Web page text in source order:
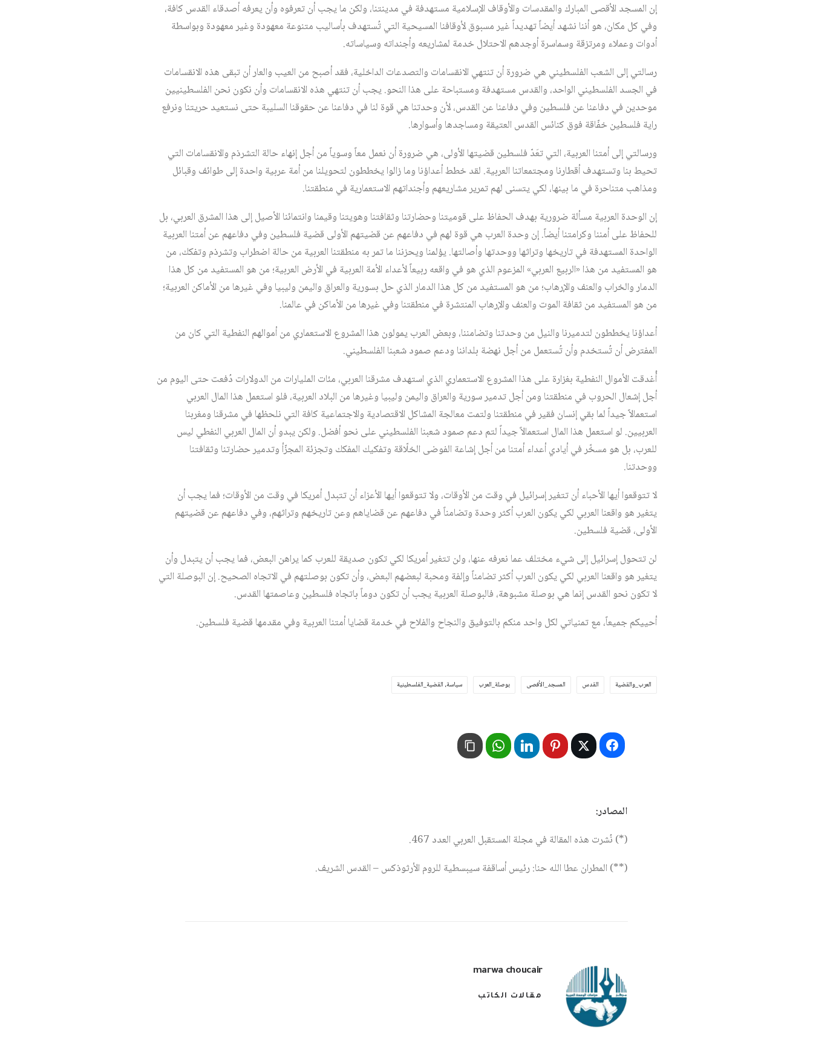
إن المسجد الأقصى المبارك والمقدسات والأوقاف الإسلامية مستهدفة في مدينتنا، ولكن ما يجب أن تعرفوه وأن يعرفه أصدقاء القدس كافة،
وفي كل مكان، هو أننا نشهد أيضاً تهديداً غير مسبوق لأوقافنا المسيحية التي تُستهدف بأساليب متنوعة معهودة وغير معهودة وبواسطة
أدوات وعملاء ومرتزقة وسماسرة أوجدهم الاحتلال خدمة لمشاريعه وأجنداته وسياساته.
رسالتي إلى الشعب الفلسطيني هي ضرورة أن تنتهي الانقسامات والتصدعات الداخلية، فقد أصبح من العيب والعار أن تبقى هذه الانقسامات
في الجسد الفلسطيني الواحد، والقدس مستهدفة ومستباحة على هذا النحو. يجب أن تنتهي هذه الانقسامات وأن نكون نحن الفلسطينيين
موحدين في دفاعنا عن فلسطين وفي دفاعنا عن القدس، لأن وحدتنا هي قوة لنا في دفاعنا عن حقوقنا السليبة حتى نستعيد حريتنا ونرفع
راية فلسطين خفّاقة فوق كنائس القدس العتيقة ومساجدها وأسوارها.
ورسالتي إلى أمتنا العربية، التي تعَدّ فلسطين قضيتها الأولى، هي ضرورة أن نعمل معاً وسوياً من أجل إنهاء حالة التشرذم والانقسامات التي
تحيط بنا وتستهدف أقطارنا ومجتمعاتنا العربية. لقد خطط أعداؤنا وما زالوا يخططون لتحويلنا من أمة عربية واحدة إلى طوائف وقبائل
ومذاهب متناحرة في ما بينها، لكي يتسنى لهم تمرير مشاريعهم وأجنداتهم الاستعمارية في منطقتنا.
إن الوحدة العربية مسألة ضرورية بهدف الحفاظ على قوميتنا وحضارتنا وثقافتنا وهويتنا وقيمنا وانتمائنا الأصيل إلى هذا المشرق العربي، بل
للحفاظ على أمننا وكرامتنا أيضاً. إن وحدة العرب هي قوة لهم في دفاعهم عن قضيتهم الأولى قضية فلسطين وفي دفاعهم عن أمتنا العربية
الواحدة المستهدفة في تاريخها وتراثها ووحدتها وأصالتها. يؤلمنا ويحزننا ما تمر به منطقتنا العربية من حالة اضطراب وتشرذم وتفكك، من
هو المستفيد من هذا «الربيع العربي» المزعوم الذي هو في واقعه ربيعاً لأعداء الأمة العربية في الأرض العربية؛ من هو المستفيد من كل هذا
الدمار والخراب والعنف والإرهاب؛ من هو المستفيد من كل هذا الدمار الذي حل بسورية والعراق واليمن وليبيا وفي غيرها من الأماكن العربية؛
من هو المستفيد من ثقافة الموت والعنف والإرهاب المنتشرة في منطقتنا وفي غيرها من الأماكن في عالمنا.
أعداؤنا يخططون لتدميرنا والنيل من وحدتنا وتضامننا، وبعض العرب يمولون هذا المشروع الاستعماري من أموالهم النفطية التي كان من
المفترض أن تُستخدم وأن تُستعمل من أجل نهضة بلداننا ودعم صمود شعبنا الفلسطيني.
أُغدقت الأموال النفطية بغزارة على هذا المشروع الاستعماري الذي استهدف مشرقنا العربي، مئات المليارات من الدولارات دُفعت حتى اليوم من
أجل إشعال الحروب في منطقتنا ومن أجل تدمير سورية والعراق واليمن وليبيا وغيرها من البلاد العربية، فلو استعمل هذا المال العربي
استعمالاً جيداً لما بقي إنسان فقير في منطقتنا ولتمت معالجة المشاكل الاقتصادية والاجتماعية كافة التي نلحظها في مشرقنا ومغربنا
العربيين. لو استعمل هذا المال استعمالاً جيداً لتم دعم صمود شعبنا الفلسطيني على نحو أفضل. ولكن يبدو أن المال العربي النفطي ليس
للعرب، بل هو مسخّر في أيادي أعداء أمتنا من أجل إشاعة الفوضى الخلّاقة وتفكيك المفكك وتجزئة المجزّأ وتدمير حضارتنا وثقافتنا
ووحدتنا.
لا تتوقعوا أيها الأحباء أن تتغير إسرائيل في وقت من الأوقات، ولا تتوقعوا أيها الأعزاء أن تتبدل أمريكا في وقت من الأوقات؛ فما يجب أن
يتغير هو واقعنا العربي لكي يكون العرب أكثر وحدة وتضامناً في دفاعهم عن قضاياهم وعن تاريخهم وتراثهم، وفي دفاعهم عن قضيتهم
الأولى، قضية فلسطين.
لن تتحول إسرائيل إلى شيء مختلف عما نعرفه عنها، ولن تتغير أمريكا لكي تكون صديقة للعرب كما يراهن البعض، فما يجب أن يتبدل وأن
يتغير هو واقعنا العربي لكي يكون العرب أكثر تضامناً وإلفة ومحبة لبعضهم البعض، وأن تكون بوصلتهم في الاتجاه الصحيح. إن البوصلة التي
لا تكون نحو القدس إنما هي بوصلة مشبوهة، فالبوصلة العربية يجب أن تكون دوماً باتجاه فلسطين وعاصمتها القدس.
أحييكم جميعاً، مع تمنياتي لكل واحد منكم بالتوفيق والنجاح والفلاح في خدمة قضايا أمتنا العربية وفي مقدمها قضية فلسطين.
العرب_والقضية القدس المسجد_الأقصى بوصلة_العرب سياسة، القضية_الفلسطينية
المصادر:
(*) نُشرت هذه المقالة في مجلة المستقبل العربي العدد 467.
(**) المطران عطا الله حنا: رئيس أساقفة سيبسطية للروم الأرثوذكس – القدس الشريف.
marwa choucair
مقالات الكاتب